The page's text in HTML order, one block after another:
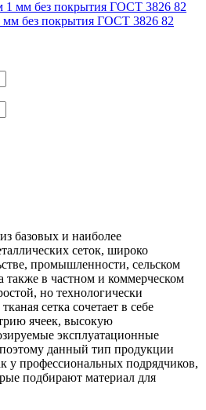
мм без покрытия ГОСТ 3826 82
базовых и наиболее
сеток, широко
промышленности, сельском
также в частном и коммерческом
но технологически
сетка сочетает в себе
ячеек, высокую
эксплуатационные
данный тип продукции
у профессиональных подрядчиков,
подбирают материал для